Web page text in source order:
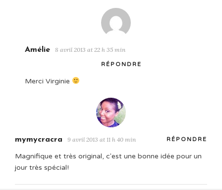
Amélie 8 avril 2013 at 22 h 35 min
RÉPONDRE
Merci Virginie
mymycracra 9 avril 2013 at 11 h 40 min RÉPONDRE
Magnifique et très original, c'est une bonne idée pour un
jour très spécial!